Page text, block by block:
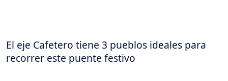
El eje Cafetero tiene 3 pueblos ideales para
recorrer este puente festivo